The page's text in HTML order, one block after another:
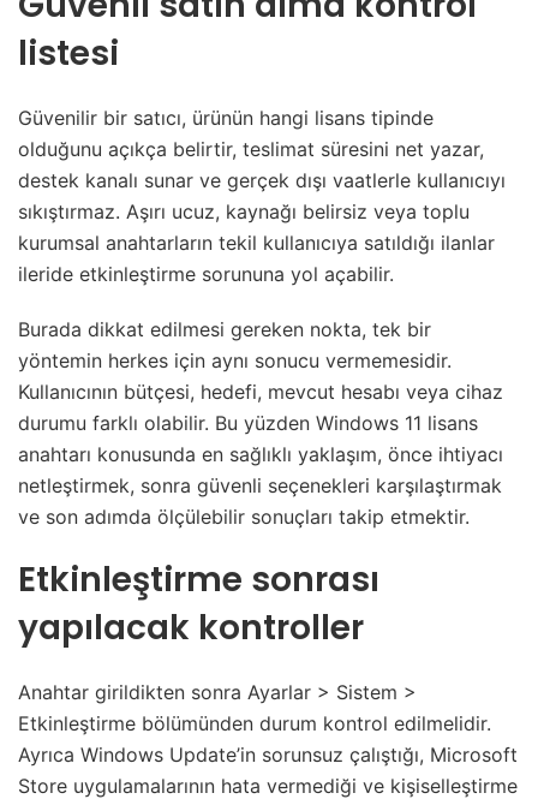
listesi
Güvenilir bir satıcı, ürünün hangi lisans tipinde
olduğunu açıkça belirtir, teslimat süresini net yazar,
destek kanalı sunar ve gerçek dışı vaatlerle kullanıcıyı
sıkıştırmaz. Aşırı ucuz, kaynağı belirsiz veya toplu
kurumsal anahtarların tekil kullanıcıya satıldığı ilanlar
ileride etkinleştirme sorununa yol açabilir.
Burada dikkat edilmesi gereken nokta, tek bir
yöntemin herkes için aynı sonucu vermemesidir.
Kullanıcının bütçesi, hedefi, mevcut hesabı veya cihaz
durumu farklı olabilir. Bu yüzden Windows 11 lisans
anahtarı konusunda en sağlıklı yaklaşım, önce ihtiyacı
netleştirmek, sonra güvenli seçenekleri karşılaştırmak
ve son adımda ölçülebilir sonuçları takip etmektir.
Etkinleştirme sonrası
yapılacak kontroller
Anahtar girildikten sonra Ayarlar > Sistem >
Etkinleştirme bölümünden durum kontrol edilmelidir.
Ayrıca Windows Update’in sorunsuz çalıştığı, Microsoft
Store uygulamalarının hata vermediği ve kişiselleştirme